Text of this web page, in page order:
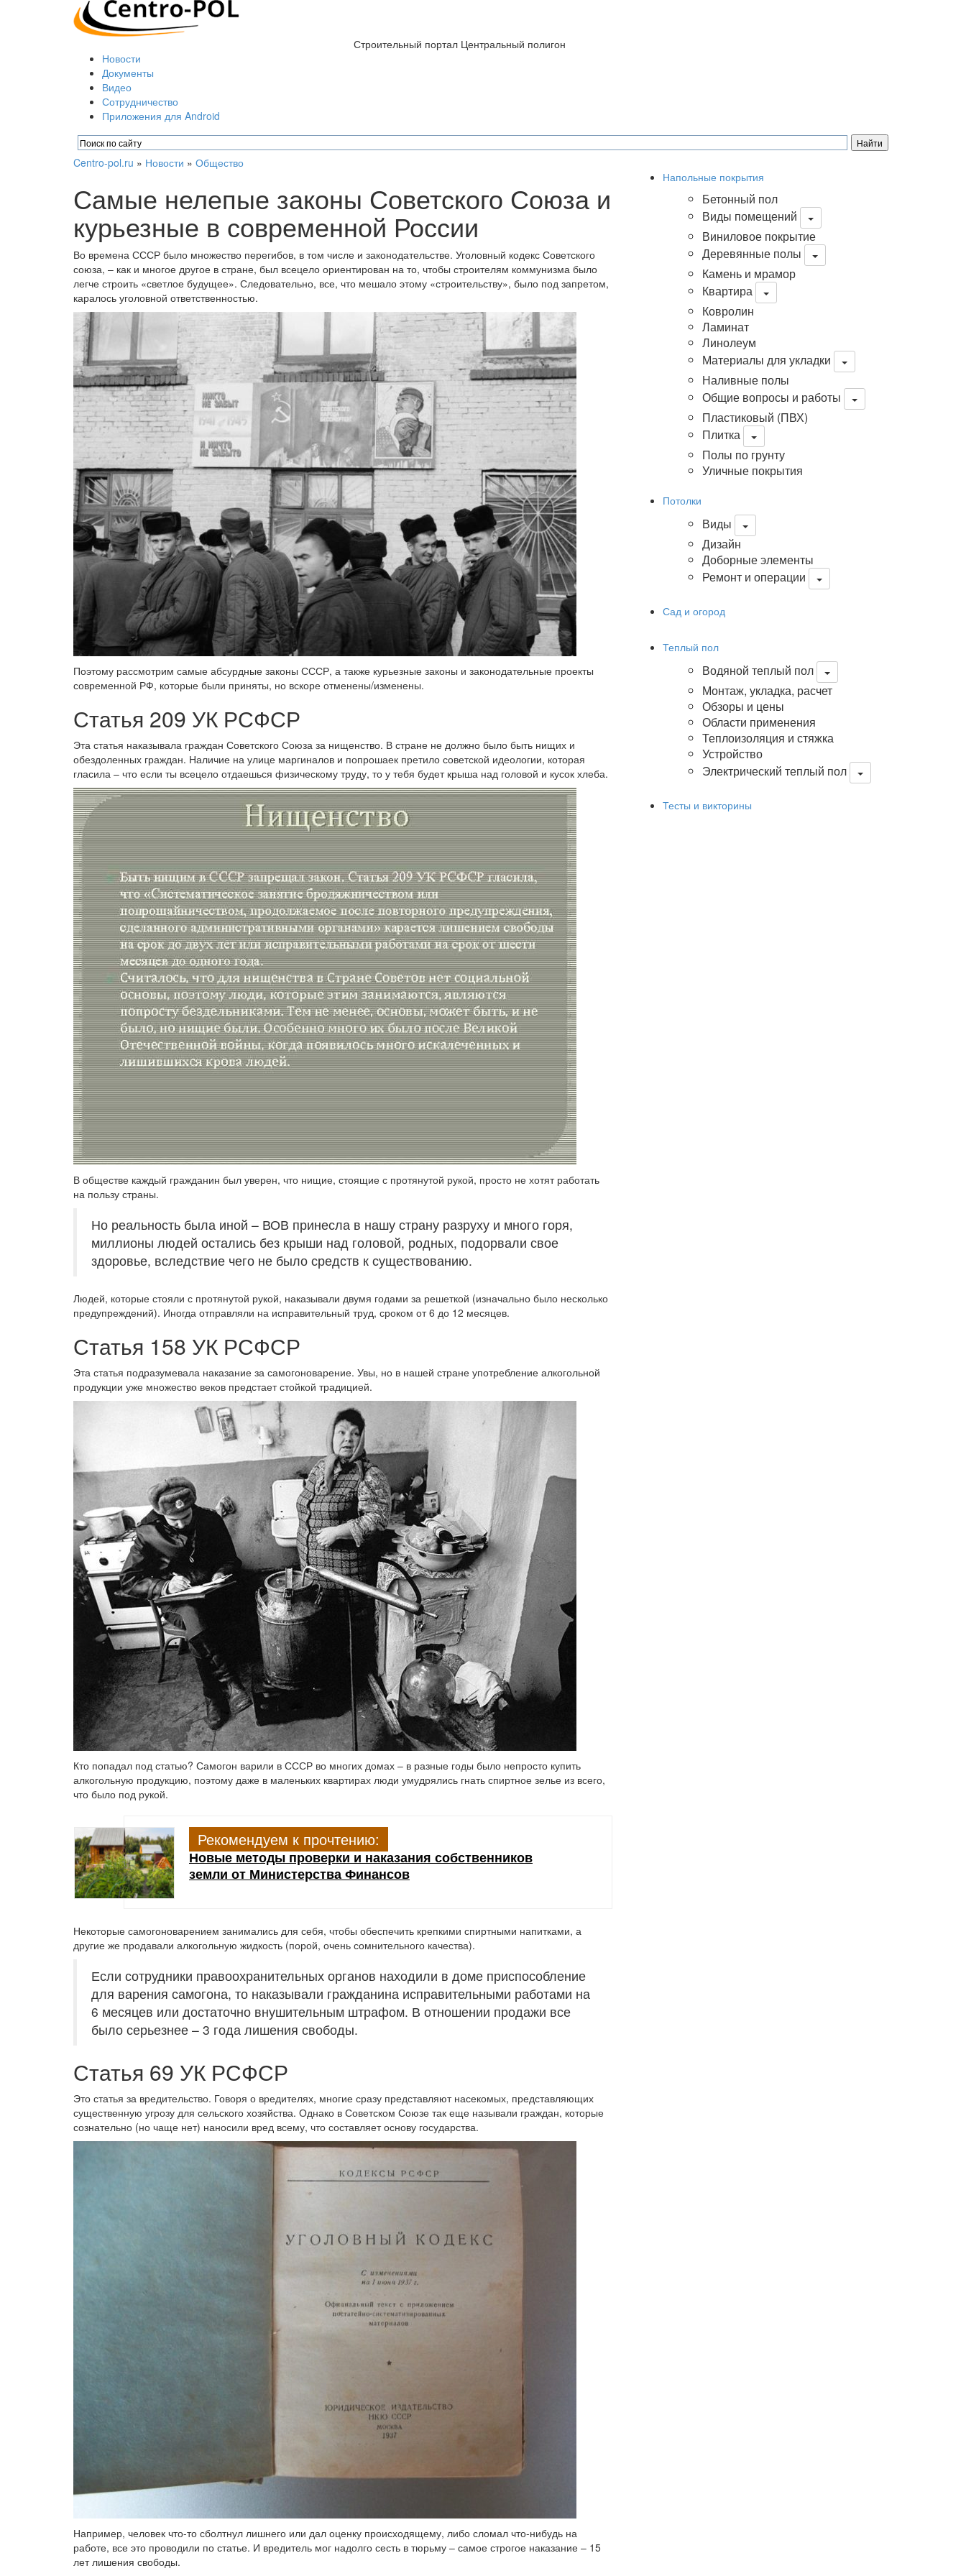
Строительный портал Центральный полигон
Новости
Документы
Видео
Сотрудничество
Приложения для Android
Centro-pol.ru » Новости » Общество
Самые нелепые законы Советского Союза и
курьезные в современной России
Во времена СССР было множество перегибов, в том числе и законодательстве. Уголовный кодекс Советского
союза, – как и многое другое в стране, был всецело ориентирован на то, чтобы строителям коммунизма было
легче строить «светлое будущее». Следовательно, все, что мешало этому «строительству», было под запретом,
каралось уголовной ответственностью.
Поэтому рассмотрим самые абсурдные законы СССР, а также курьезные законы и законодательные проекты
современной РФ, которые были приняты, но вскоре отменены/изменены.
Статья 209 УК РСФСР
Эта статья наказывала граждан Советского Союза за нищенство. В стране не должно было быть нищих и
обездоленных граждан. Наличие на улице маргиналов и попрошаек претило советской идеологии, которая
гласила – что если ты всецело отдаешься физическому труду, то у тебя будет крыша над головой и кусок хлеба.
В обществе каждый гражданин был уверен, что нищие, стоящие с протянутой рукой, просто не хотят работать
на пользу страны.
Но реальность была иной – ВОВ принесла в нашу страну разруху и много горя,
миллионы людей остались без крыши над головой, родных, подорвали свое
здоровье, вследствие чего не было средств к существованию.
Людей, которые стояли с протянутой рукой, наказывали двумя годами за решеткой (изначально было несколько
предупреждений). Иногда отправляли на исправительный труд, сроком от 6 до 12 месяцев.
Статья 158 УК РСФСР
Эта статья подразумевала наказание за самогоноварение. Увы, но в нашей стране употребление алкогольной
продукции уже множество веков предстает стойкой традицией.
Кто попадал под статью? Самогон варили в СССР во многих домах – в разные годы было непросто купить
алкогольную продукцию, поэтому даже в маленьких квартирах люди умудрялись гнать спиртное зелье из всего,
что было под рукой.
Рекомендуем к прочтению:
Новые методы проверки и наказания собственников
земли от Министерства Финансов
Некоторые самогоноварением занимались для себя, чтобы обеспечить крепкими спиртными напитками, а
другие же продавали алкогольную жидкость (порой, очень сомнительного качества).
Если сотрудники правоохранительных органов находили в доме приспособление
для варения самогона, то наказывали гражданина исправительными работами на
6 месяцев или достаточно внушительным штрафом. В отношении продажи все
было серьезнее – 3 года лишения свободы.
Статья 69 УК РСФСР
Это статья за вредительство. Говоря о вредителях, многие сразу представляют насекомых, представляющих
существенную угрозу для сельского хозяйства. Однако в Советском Союзе так еще называли граждан, которые
сознательно (но чаще нет) наносили вред всему, что составляет основу государства.
Например, человек что-то сболтнул лишнего или дал оценку происходящему, либо сломал что-нибудь на
работе, все это проводили по статье. И вредитель мог надолго сесть в тюрьму – самое строгое наказание – 15
лет лишения свободы.
Напольные покрытия
Бетонный пол
Виды помещений
Виниловое покрытие
Деревянные полы
Камень и мрамор
Квартира
Ковролин
Ламинат
Линолеум
Материалы для укладки
Наливные полы
Общие вопросы и работы
Пластиковый (ПВХ)
Плитка
Полы по грунту
Уличные покрытия
Потолки
Виды
Дизайн
Доборные элементы
Ремонт и операции
Сад и огород
Теплый пол
Водяной теплый пол
Монтаж, укладка, расчет
Обзоры и цены
Области применения
Теплоизоляция и стяжка
Устройство
Электрический теплый пол
Тесты и викторины